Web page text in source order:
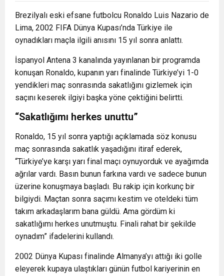
Brezilyalı eski efsane futbolcu Ronaldo Luis Nazario de
Lima, 2002 FIFA Dünya Kupası’nda Türkiye ile
oynadıkları maçla ilgili anısını 15 yıl sonra anlattı.
İspanyol Antena 3 kanalında yayınlanan bir programda
konuşan Ronaldo, kupanın yarı finalinde Türkiye’yi 1-0
yendikleri maç sonrasında sakatlığını gizlemek için
saçını keserek ilgiyi başka yöne çektiğini belirtti.
“Sakatlığımı herkes unuttu”
Ronaldo, 15 yıl sonra yaptığı açıklamada söz konusu
maç sonrasında sakatlık yaşadığını itiraf ederek,
“Türkiye’ye karşı yarı final maçı oynuyorduk ve ayağımda
ağrılar vardı. Basın bunun farkına vardı ve sadece bunun
üzerine konuşmaya başladı. Bu rakip için korkunç bir
bilgiydi. Maçtan sonra saçımı kestim ve oteldeki tüm
takım arkadaşlarım bana güldü. Ama gördüm ki
sakatlığımı herkes unutmuştu. Finali rahat bir şekilde
oynadım” ifadelerini kullandı.
2002 Dünya Kupası finalinde Almanya’yı attığı iki golle
eleyerek kupaya ulaştıkları günün futbol kariyerinin en